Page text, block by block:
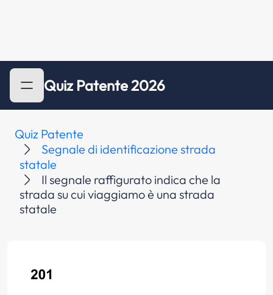
Quiz Patente 2026
Quiz Patente
Segnale di identificazione strada
statale
Il segnale raffigurato indica che la
strada su cui viaggiamo è una strada
statale